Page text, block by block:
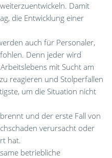
Damit
die Entwicklung einer
auch für Personaler,
Denn jeder wird
mit Sucht am
reagieren und Stolperfallen
um die Situation nicht
und der erste Fall von
verursacht oder
hat.
betriebliche